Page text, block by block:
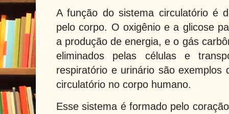
A função do sistema circulatório é
pelo corpo. O oxigênio e a glicose
a produção de energia, e o gás
eliminados pelas células e
respiratório e urinário são exemplos
circulatório no corpo humano.
Esse sistema é formado pelo